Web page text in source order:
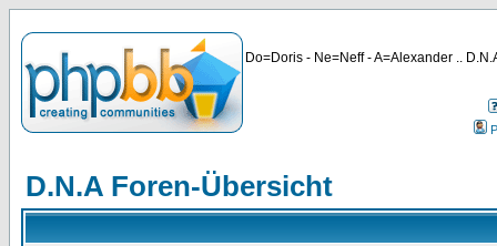
Do=Doris - Ne=Neff - A=Alexander ..
D.N.A Foren-Übersicht